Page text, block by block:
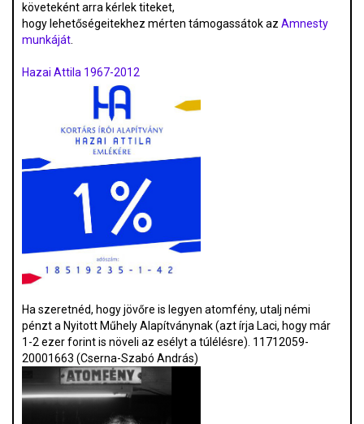
követeként arra kérlek titeket,
hogy lehetőségeitekhez mérten támogassátok az Amnesty
munkáját.
Hazai Attila 1967-2012
Ha szeretnéd, hogy jövőre is legyen atomfény, utalj némi
pénzt a Nyitott Műhely Alapítványnak (azt írja Laci, hogy már
1-2 ezer forint is növeli az esélyt a túlélésre). 11712059-
20001663 (Cserna-Szabó András)